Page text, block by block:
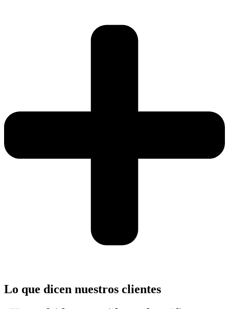
Lo que dicen nuestros clientes